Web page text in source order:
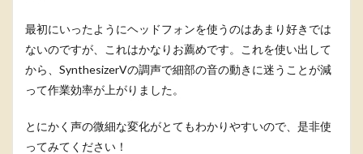
最初にいったようにヘッドフォンを使うのはあまり好きでは
ないのですが、これはかなりお薦めです。これを使い出して
から、SynthesizerVの調声で細部の音の動きに迷うことが減
って作業効率が上がりました。
とにかく声の微細な変化がとてもわかりやすいので、是非使
ってみてください！